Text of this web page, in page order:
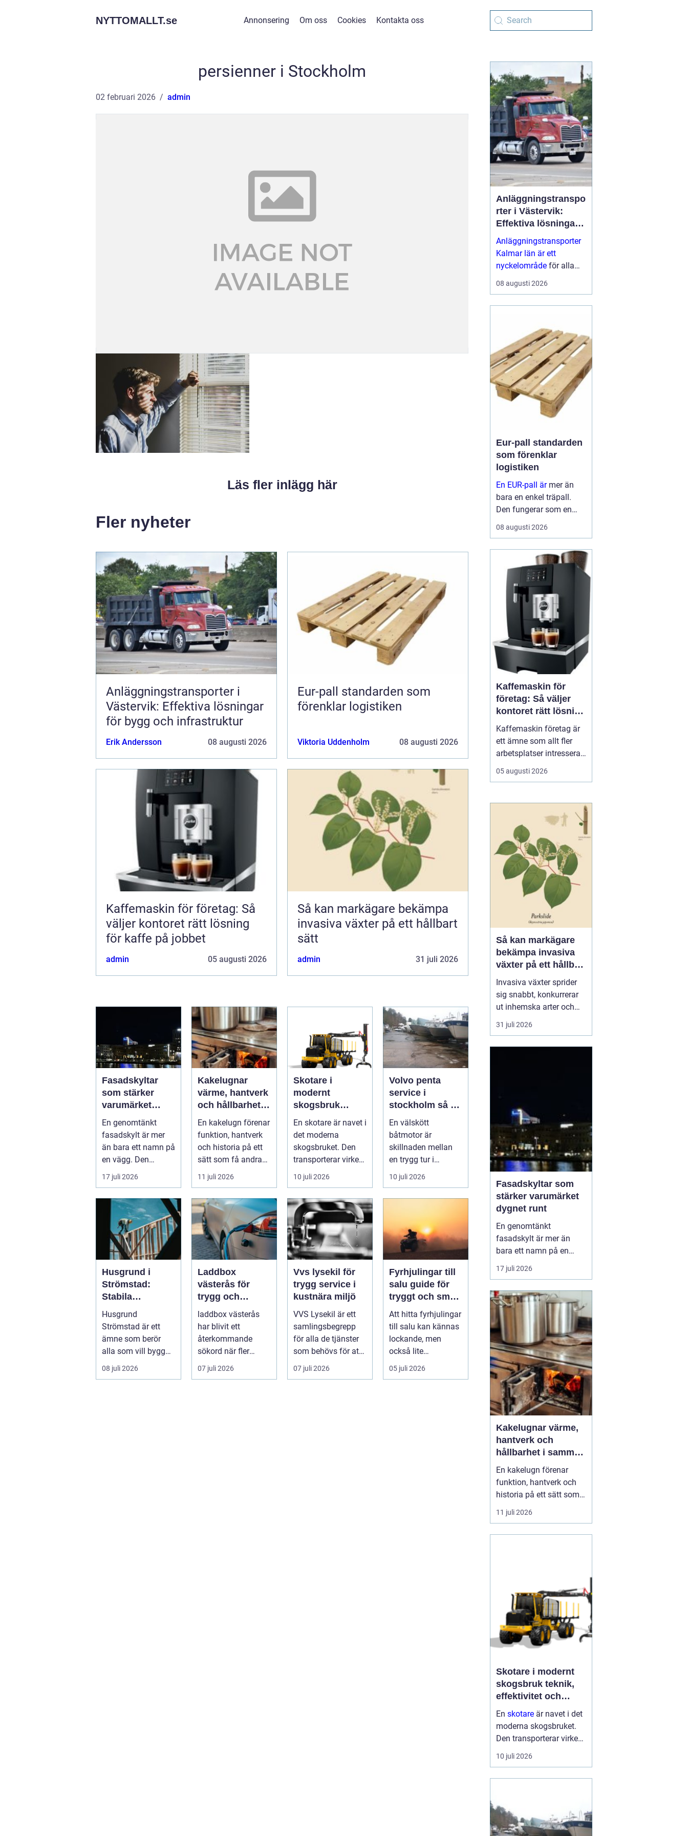
NYTTOMALLT.se Annonsering Om oss Cookies Kontakta oss
persienner i Stockholm
02 februari 2026 admin
Läs fler inlägg här
Fler nyheter
Anläggningstransporter i
Västervik: Effektiva lösningar
för bygg och infrastruktur
Erik Andersson 08 augusti 2026
Eur-pall standarden som
förenklar logistiken
Viktoria Uddenholm 08 augusti 2026
Kaffemaskin för företag: Så
väljer kontoret rätt lösning
för kaffe på jobbet
admin 05 augusti 2026
Så kan markägare bekämpa
invasiva växter på ett hållbart
sätt
admin 31 juli 2026
Fasadskyltar
som stärker
varumärket
dygnet runt
En genomtänkt
fasadskylt är mer
än bara ett namn på
en vägg. Den
fungerar ...
17 juli 2026
Kakelugnar
värme, hantverk
och hållbarhet i
samma eldstad
En kakelugn förenar
funktion, hantverk
och historia på ett
sätt som få andra
inredningsdetaljer
gör....
11 juli 2026
Skotare i
modernt
skogsbruk
teknik,
effektivitet och
hållbarhet
En skotare är navet i
det moderna
skogsbruket. Den
transporterar virke
från
avverkningsplatsen
till ...
10 juli 2026
Volvo penta
service i
stockholm så tar
du hand om din
båtmotor på rätt
sätt
En välskött
båtmotor är
skillnaden mellan
en trygg tur i
skärgården och en
sommar fylld av
ofrivilli...
10 juli 2026
Husgrund i
Strömstad:
Stabila
lösningar för
boende vid
kusten
Husgrund
Strömstad är ett
ämne som berör
alla som vill bygga
tryggt och lå...
08 juli 2026
Laddbox
västerås för
trygg och
effektiv
hemmaladdning
laddbox västerås
har blivit ett
återkommande
sökord när fler
elbilsägare vill
ladda hemma på ett
07 juli 2026
Vvs lysekil för
trygg service i
kustnära miljö
VVS Lysekil är ett
samlingsbegrepp
för alla de tjänster
som behövs för att
vatten, värme och
avlopp ...
07 juli 2026
Fyrhjulingar till
salu guide för
tryggt och smart
köp
Att hitta fyrhjulingar
till salu kan kännas
lockande, men
också lite
överväldigande.
Utbudet är stor...
05 juli 2026
Anläggningstranspo
rter i Västervik:
Effektiva lösningar
för bygg och
infrastruktur
Anläggningstransporter
Kalmar län är ett
nyckelområde för alla
som driver bygg och
anläggningsprojekt ...
08 augusti 2026
Eur-pall standarden
som förenklar
logistiken
En EUR-pall ärmer än
bara en enkel träpall.
Den fungerar som en
gemensam standard för
transport och lagring i
och stora delar av
världen. När företag
använder s...
08 augusti 2026
Kaffemaskin för
företag: Så väljer
kontoret rätt lösning
för kaffe på jobbet
Kaffemaskin företag är
ett ämne som allt fler
arbetsplatser intresserar
sig för när de vill höja
trivsel och effektivitet på
en naturlig del av
arbetsdagen, och många
medarbetare up...
05 augusti 2026
Så kan markägare
bekämpa invasiva
växter på ett hållbart
sätt
Invasiva växter sprider
sig snabbt, konkurrerar
ut inhemska arter och
kan på sikt förändra hela
ekosystem. De orsakar
man ska agera, utan
hu...
31 juli 2026
Fasadskyltar som
stärker varumärket
dygnet runt
En genomtänkt
fasadskylt är mer än
bara ett namn på en
vägg. Den fungerar som
företagets ansikte utåt,
signalerar kvalitet innan
någon ens har klivit
innanför dörren. F&o...
17 juli 2026
Kakelugnar värme,
hantverk och
hållbarhet i samma
eldstad
En kakelugn förenar
funktion, hantverk och
historia på ett sätt som
få andra
inredningsdetaljer gör.
energikostnader. I en tid
där många söker...
11 juli 2026
Skotare i modernt
skogsbruk teknik,
effektivitet och
hållbarhet
En skotare är navet i det
moderna skogsbruket.
Den transporterar virke
från avverkningsplatsen
till bilväg eller
förhållanden. Rä...
10 juli 2026